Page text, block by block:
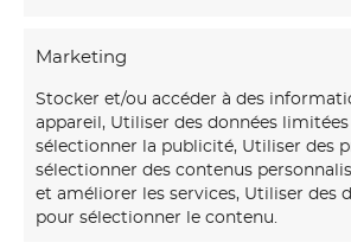
Marketing
Stocker et/ou accéder à des
appareil, Utiliser des données
sélectionner la publicité, Utiliser des
sélectionner des contenus
et améliorer les services, Utiliser des
pour sélectionner le contenu.